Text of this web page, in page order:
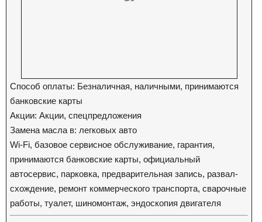
Способ оплаты: Безналичная, наличными, принимаются
банковские карты
Акции: Акции, спецпредложения
Замена масла в: легковых авто
Wi-Fi, базовое сервисное обслуживание, гарантия,
принимаются банковские карты, официальный
автосервис, парковка, предварительная запись, развал-
схождение, ремонт коммерческого транспорта, сварочные
работы, туалет, шиномонтаж, эндоскопия двигателя